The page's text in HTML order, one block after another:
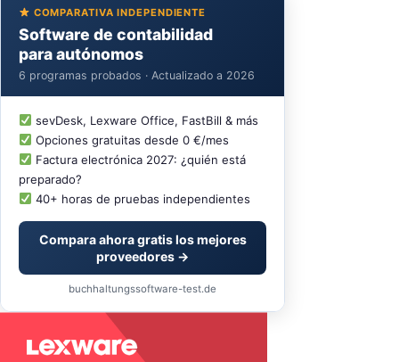
COMPARATIVA INDEPENDIENTE
Software de contabilidad
para autónomos
6 programas probados · Actualizado a 2026
sevDesk, Lexware Office, FastBill & más
Opciones gratuitas desde 0 €/mes
Factura electrónica 2027: ¿quién está
preparado?
40+ horas de pruebas independientes
Compara ahora gratis los mejores
proveedores →
buchhaltungssoftware-test.de